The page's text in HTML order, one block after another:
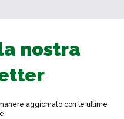
nostra
aggiornato con le ultime